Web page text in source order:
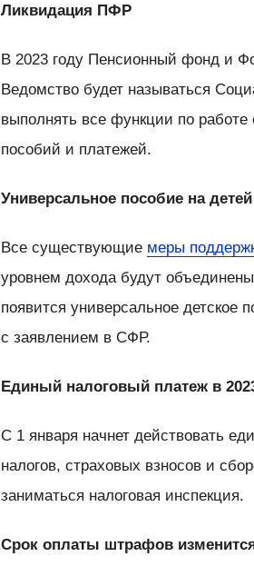
Ликвидация ПФР
В 2023 году Пенсионный фонд и
Ведомство будет называться
выполнять все функции по
пособий и платежей.
Универсальное пособие на детей
Все существующие меры
уровнем дохода будут
появится универсальное детское
с заявлением в СФР.
Единый налоговый платеж в
С 1 января начнет действовать
налогов, страховых взносов и
заниматься налоговая инспекция.
Срок оплаты штрафов